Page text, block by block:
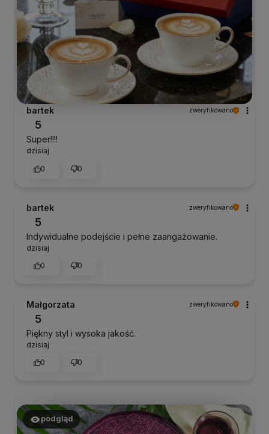
bartek zweryfikowano
5
Super!!!!
dzisiaj
0
0
bartek zweryfikowano
5
Indywidualne podejście i pełne zaangażowanie.
dzisiaj
0
0
Małgorzata zweryfikowano
5
Piękny styl i wysoka jakość.
dzisiaj
0
0
podgląd